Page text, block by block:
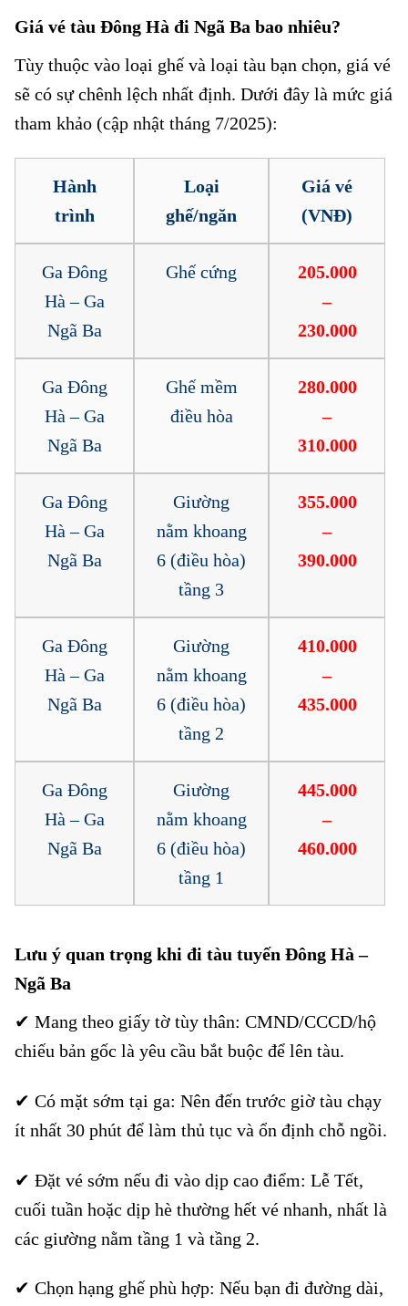
Giá vé tàu Đông Hà đi Ngã Ba bao nhiêu?
Tùy thuộc vào loại ghế và loại tàu bạn chọn, giá vé
sẽ có sự chênh lệch nhất định. Dưới đây là mức giá
tham khảo (cập nhật tháng 7/2025):
Hành
trình
Loại
ghế/ngăn
Giá vé
(VNĐ)
Ga Đông
Hà – Ga
Ngã Ba
Ghế cứng
205.000
–
230.000
Ga Đông
Hà – Ga
Ngã Ba
Ghế mềm
điều hòa
280.000
–
310.000
Ga Đông
Hà – Ga
Ngã Ba
Giường
nằm khoang
6 (điều hòa)
tầng 3
355.000
–
390.000
Ga Đông
Hà – Ga
Ngã Ba
Giường
nằm khoang
6 (điều hòa)
tầng 2
410.000
–
435.000
Ga Đông
Hà – Ga
Ngã Ba
Giường
nằm khoang
6 (điều hòa)
tầng 1
445.000
–
460.000
Lưu ý quan trọng khi đi tàu tuyến Đông Hà –
Ngã Ba
✔ Mang theo giấy tờ tùy thân: CMND/CCCD/hộ
chiếu bản gốc là yêu cầu bắt buộc để lên tàu.
✔ Có mặt sớm tại ga: Nên đến trước giờ tàu chạy
ít nhất 30 phút để làm thủ tục và ổn định chỗ ngồi.
✔ Đặt vé sớm nếu đi vào dịp cao điểm: Lễ Tết,
cuối tuần hoặc dịp hè thường hết vé nhanh, nhất là
các giường nằm tầng 1 và tầng 2.
✔ Chọn hạng ghế phù hợp: Nếu bạn đi đường dài,